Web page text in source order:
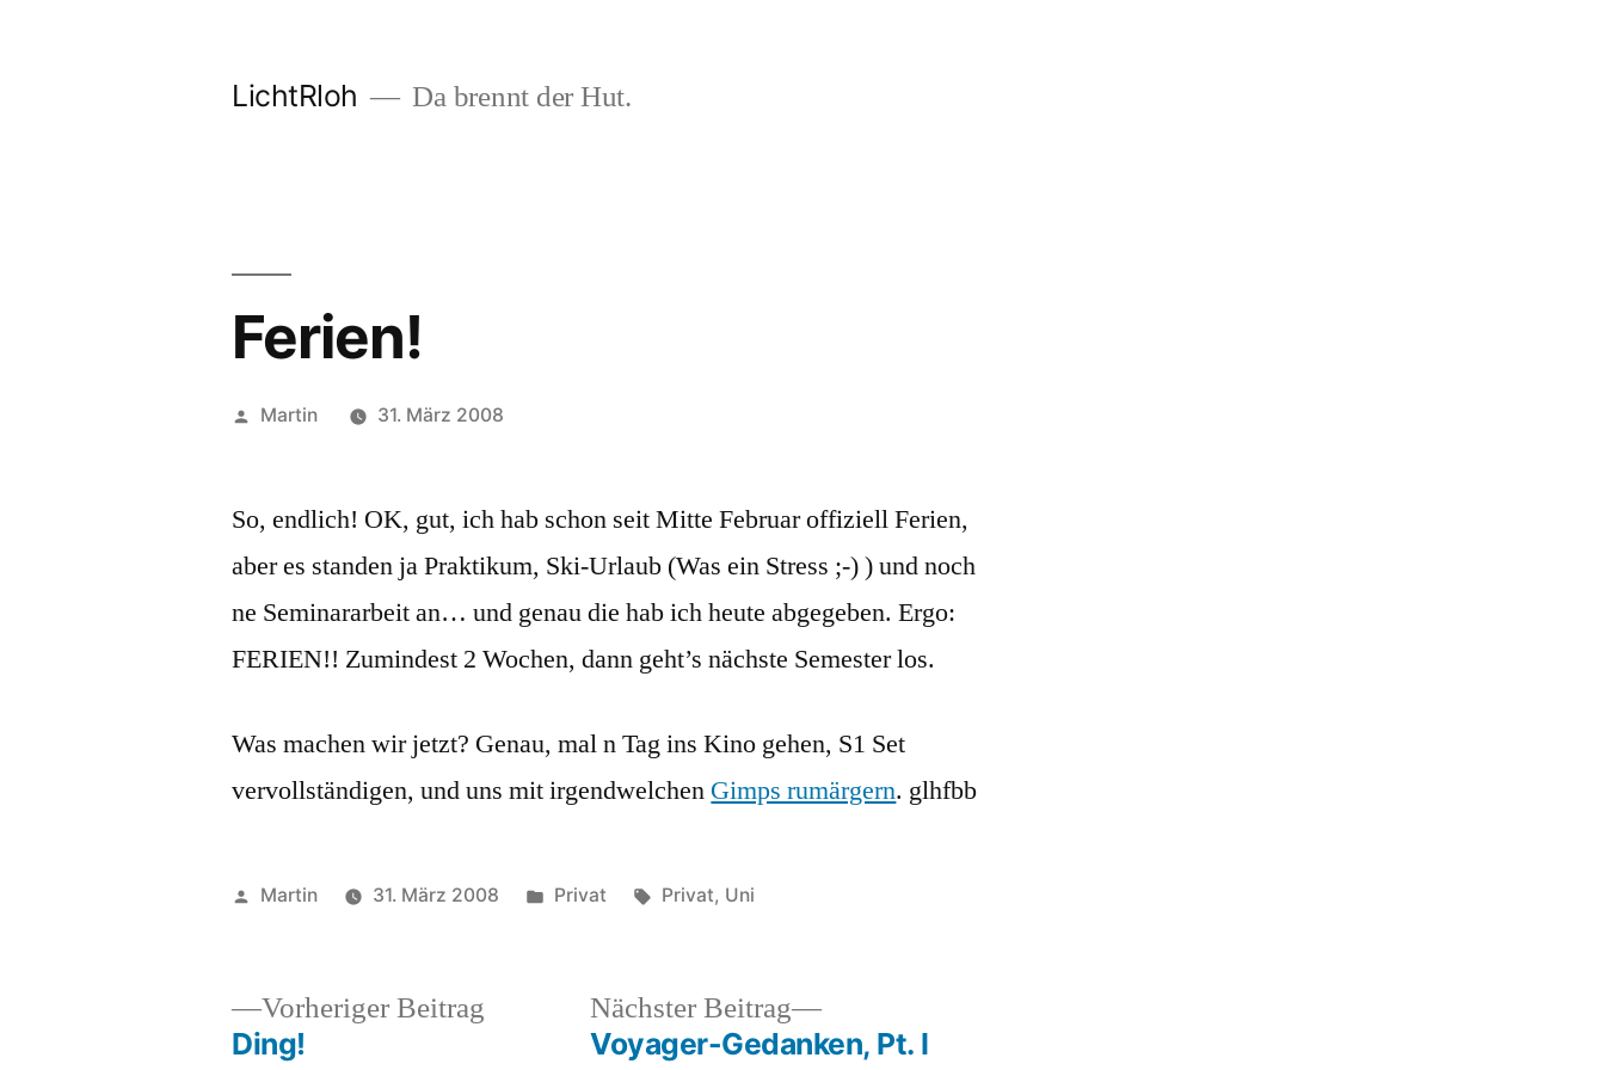
LichtRloh Da brennt der Hut.
Ferien!
Veröffentlicht
Martin 31. März 2008
So, endlich! OK, gut, ich hab schon seit Mitte Februar offiziell Ferien,
aber es standen ja Praktikum, Ski-Urlaub (Was ein Stress ;-) ) und noch
ne Seminararbeit an… und genau die hab ich heute abgegeben. Ergo:
FERIEN!! Zumindest 2 Wochen, dann geht’s nächste Semester los.
Was machen wir jetzt? Genau, mal n Tag ins Kino gehen, S1 Set
vervollständigen, und uns mit irgendwelchen Gimps rumärgern. glhfbb
Veröffentlicht
Martin 31. März 2008
Veröffentlicht
Privat Schlagwörter:
Privat, Uni
Vorheriger Beitrag Vorheriger
Ding!
Nächster Beitrag
Nächster
Beitrag:
Voyager-Gedanken, Pt. I